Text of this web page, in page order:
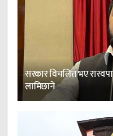
सरकार विचलित भए
लामिछाने